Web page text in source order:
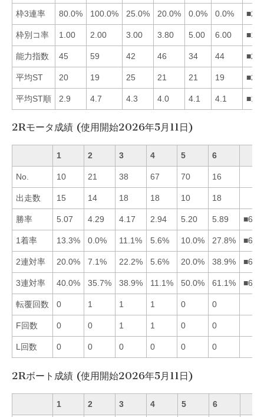
枠3連率 80.0% 100.0% 25.0% 20.0% 0.0% 0.0%
枠別コ率 1.00 2.00 3.00 3.80 5.00 6.00
能力指数 45 59 42 46 34 44
平均ST 20 19 25 21 21 19
平均ST順 2.9 4.7 4.3 4.0 4.1 4.1
2Rモータ成績 (使用開始2026年5月11日)
1 2 3 4 5 6
No. 10 21 38 67 70 16
出走数 15 14 18 18 10 18
勝率 5.07 4.29 4.17 2.94 5.20 5.89
1着率 13.3% 0.0% 11.1% 5.6% 10.0% 27.8%
2連対率 20.0% 7.1% 22.2% 5.6% 20.0% 38.9%
3連対率 40.0% 35.7% 38.9% 11.1% 50.0% 61.1%
転覆回数 0 1 1 1 0 0
F回数 0 0 1 1 0 0
L回数 0 0 0 0 0 0
2Rボート成績 (使用開始2026年5月11日)
1 2 3 4 5 6